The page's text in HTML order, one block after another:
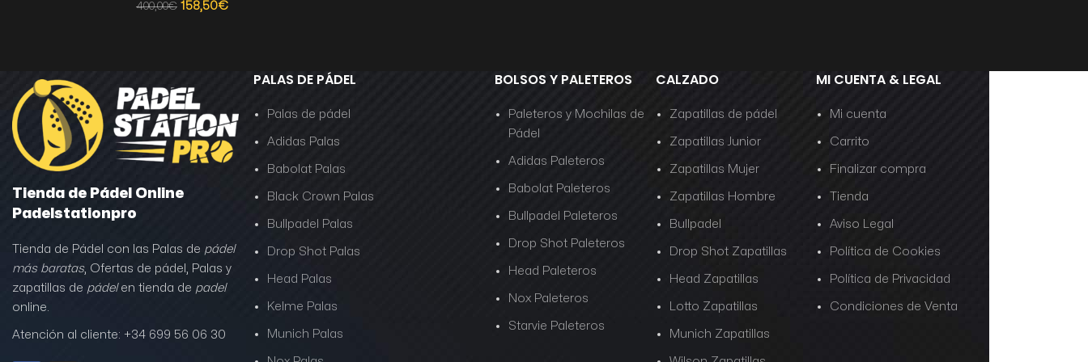
400,00€ 158,50€
Tienda de Pádel Online
Padelstationpro
Tienda de Pádel con las Palas de pádel
más baratas, Ofertas de pádel, Palas y
zapatillas de pádelen tienda de padel
online.
Atención al cliente: +34 699 56 06 30
PALAS DE PÁDEL
Palas de pádel
Adidas Palas
Babolat Palas
Black Crown Palas
Bullpadel Palas
Drop Shot Palas
Head Palas
Kelme Palas
Munich Palas
BOLSOS Y PALETEROS
Paleteros y Mochilas de
Pádel
Adidas Paleteros
Babolat Paleteros
Bullpadel Paleteros
Drop Shot Paleteros
Head Paleteros
Nox Paleteros
Starvie Paleteros
CALZADO
Zapatillas de pádel
Zapatillas Junior
Zapatillas Mujer
Zapatillas Hombre
Bullpadel
Drop Shot Zapatillas
Head Zapatillas
Lotto Zapatillas
Munich Zapatillas
MI CUENTA & LEGAL
Mi cuenta
Carrito
Finalizar compra
Tienda
Aviso Legal
Política de Cookies
Política de Privacidad
Condiciones de Venta